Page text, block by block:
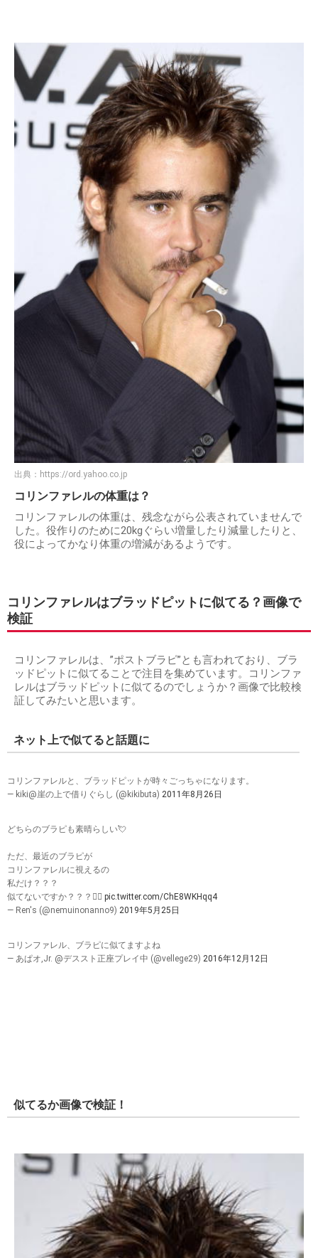
出典： https://ord.yahoo.co.jp
コリンファレルの体重は？
コリンファレルの体重は、残念ながら公表されていませんで
した。役作りのために20kgぐらい増量したり減量したりと、
役によってかなり体重の増減があるようです。
コリンファレルはブラッドピットに似てる？画像で
検証
コリンファレルは、”ポストブラピ”とも言われており、ブラ
ッドピットに似てることで注目を集めています。コリンファ
レルはブラッドピットに似てるのでしょうか？画像で比較検
証してみたいと思います。
ネット上で似てると話題に
コリンファレルと、ブラッドピットが時々ごっちゃになります。
— kiki@崖の上で借りぐらし (@kikibuta) 2011年8月26日
どちらのブラピも素晴らしい💘
ただ、最近のブラピが
コリンファレルに視えるの
私だけ？？？
似てないですか？？？🙋‍♂️ pic.twitter.com/ChE8WKHqq4
— Ren's (@nemuinonanno9) 2019年5月25日
コリンファレル、ブラピに似てますよね
— あぱオ,Jr. @デススト正座プレイ中 (@vellege29) 2016年12月12日
似てるか画像で検証！